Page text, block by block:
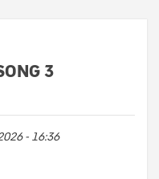
3
- 16:36